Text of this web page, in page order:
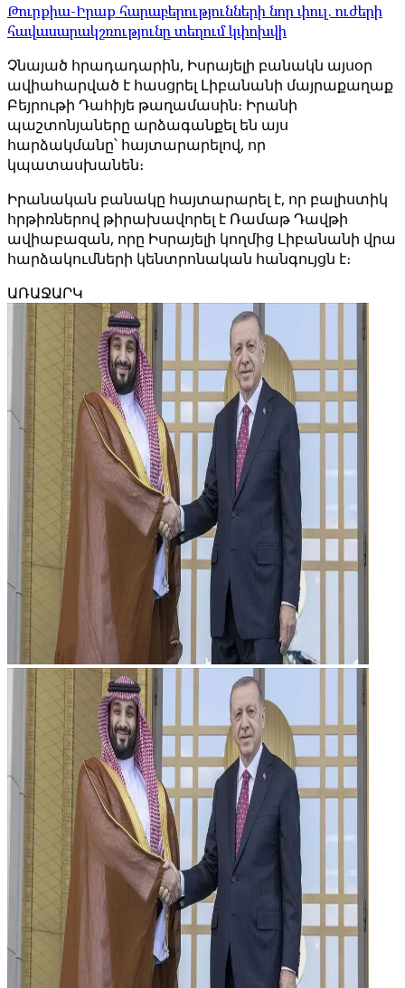
Թուրքիա-Իրաք հարաբերությունների նոր փուլ. ուժերի
հավասարակշռությունը տեղում կփոխվի
Չնայած հրադադարին, Իսրայելի բանակն այսօր
ավիահարված է հասցրել Լիբանանի մայրաքաղաք
Բեյրութի Դահիյե թաղամասին։ Իրանի
պաշտոնյաները արձագանքել են այս
հարձակմանը՝ հայտարարելով, որ
կպատասխանեն։
Իրանական բանակը հայտարարել է, որ բալիստիկ
հրթիռներով թիրախավորել է Ռամաթ Դավթի
ավիաբազան, որը Իսրայելի կողմից Լիբանանի վրա
հարձակումների կենտրոնական հանգույցն է։
ԱՌԱՋԱՐԿ